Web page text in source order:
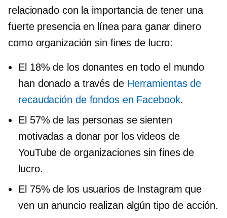
relacionado con la importancia de tener una
fuerte presencia en línea para ganar dinero
como organización sin fines de lucro:
El 18% de los donantes en todo el mundo
han donado a través de Herramientas de
recaudación de fondos en Facebook.
El 57% de las personas se sienten
motivadas a donar por los videos de
YouTube de organizaciones sin fines de
lucro.
El 75% de los usuarios de Instagram que
ven un anuncio realizan algún tipo de acción.